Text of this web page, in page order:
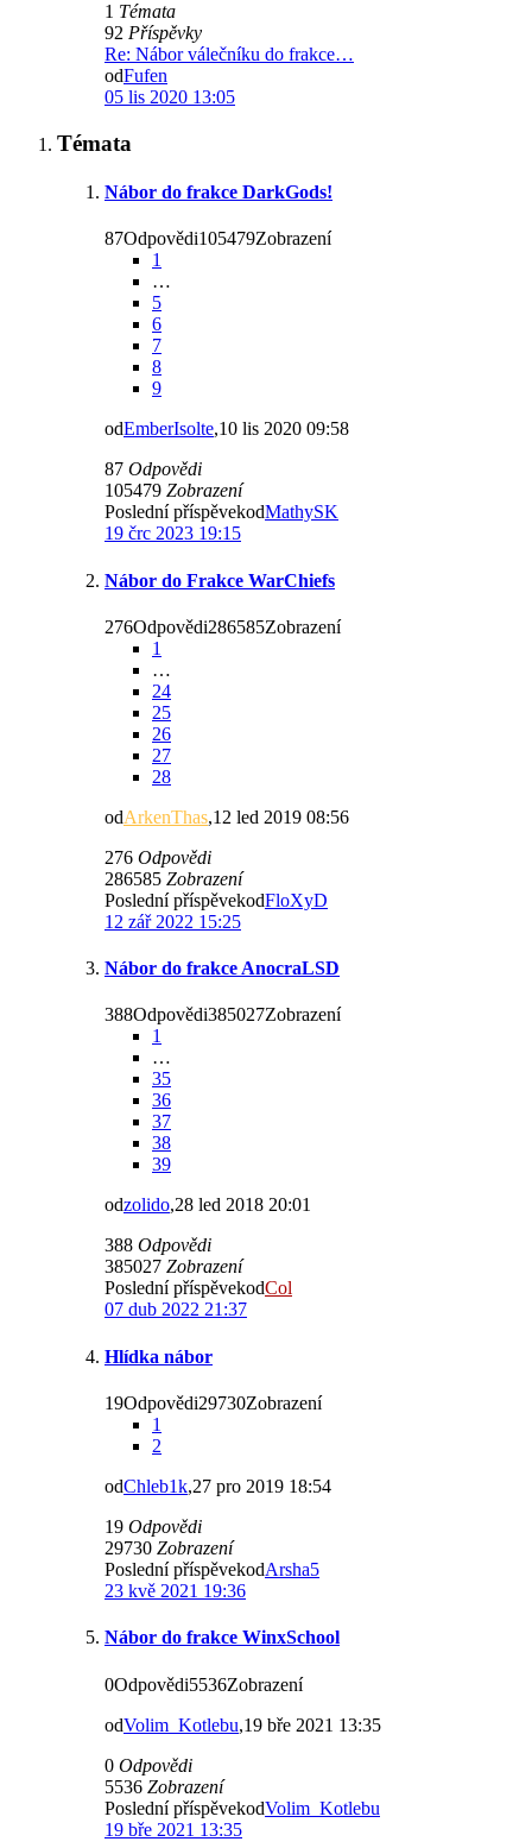
1 Témata
92 Příspěvky
Re: Nábor válečníku do frakce…
odFufen
05 lis 2020 13:05
Témata
Nábor do frakce DarkGods!
87Odpovědi105479Zobrazení
1
…
5
6
7
8
9
odEmberIsolte,10 lis 2020 09:58
87 Odpovědi
105479 Zobrazení
Poslední příspěvekodMathySK
19 črc 2023 19:15
Nábor do Frakce WarChiefs
276Odpovědi286585Zobrazení
1
…
24
25
26
27
28
odArkenThas,12 led 2019 08:56
276 Odpovědi
286585 Zobrazení
Poslední příspěvekodFloXyD
12 zář 2022 15:25
Nábor do frakce AnocraLSD
388Odpovědi385027Zobrazení
1
…
35
36
37
38
39
odzolido,28 led 2018 20:01
388 Odpovědi
385027 Zobrazení
Poslední příspěvekodCol
07 dub 2022 21:37
Hlídka nábor
19Odpovědi29730Zobrazení
1
2
odChleb1k,27 pro 2019 18:54
19 Odpovědi
29730 Zobrazení
Poslední příspěvekodArsha5
23 kvě 2021 19:36
Nábor do frakce WinxSchool
0Odpovědi5536Zobrazení
odVolim_Kotlebu,19 bře 2021 13:35
0 Odpovědi
5536 Zobrazení
Poslední příspěvekodVolim_Kotlebu
19 bře 2021 13:35